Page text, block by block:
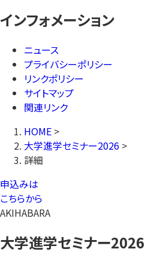
インフォメーション
ニュース
プライバシーポリシー
リンクポリシー
サイトマップ
関連リンク
HOME >
大学進学セミナー2026 >
詳細
申込みは
こちらから
AKIHABARA
大学進学セミナー2026